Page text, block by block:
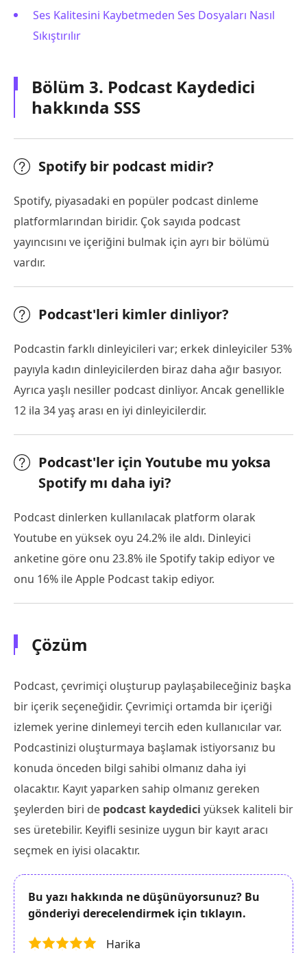
Ses Kalitesini Kaybetmeden Ses Dosyaları Nasıl
Sıkıştırılır
Bölüm 3. Podcast Kaydedici
hakkında SSS
Spotify bir podcast midir?
Spotify, piyasadaki en popüler podcast dinleme
platformlarından biridir. Çok sayıda podcast
yayıncısını ve içeriğini bulmak için ayrı bir bölümü
vardır.
Podcast'leri kimler dinliyor?
Podcastin farklı dinleyicileri var; erkek dinleyiciler 53%
payıyla kadın dinleyicilerden biraz daha ağır basıyor.
Ayrıca yaşlı nesiller podcast dinliyor. Ancak genellikle
12 ila 34 yaş arası en iyi dinleyicilerdir.
Podcast'ler için Youtube mu yoksa
Spotify mı daha iyi?
Podcast dinlerken kullanılacak platform olarak
Youtube en yüksek oyu 24.2% ile aldı. Dinleyici
anketine göre onu 23.8% ile Spotify takip ediyor ve
onu 16% ile Apple Podcast takip ediyor.
Çözüm
Podcast, çevrimiçi oluşturup paylaşabileceğiniz başka
bir içerik seçeneğidir. Çevrimiçi ortamda bir içeriği
izlemek yerine dinlemeyi tercih eden kullanıcılar var.
Podcastinizi oluşturmaya başlamak istiyorsanız bu
konuda önceden bilgi sahibi olmanız daha iyi
olacaktır. Kayıt yaparken sahip olmanız gereken
şeylerden biri de podcast kaydedici yüksek kaliteli bir
ses üretebilir. Keyifli sesinize uygun bir kayıt aracı
seçmek en iyisi olacaktır.
Bu yazı hakkında ne düşünüyorsunuz? Bu
gönderiyi derecelendirmek için tıklayın.
Harika